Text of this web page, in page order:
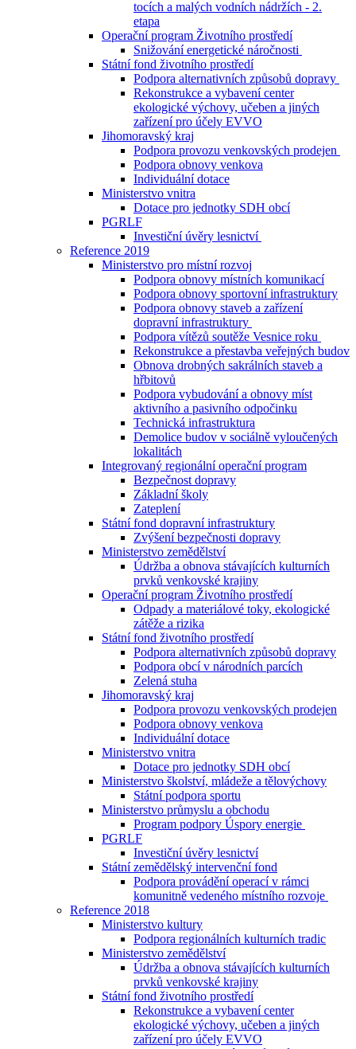
tocích a malých vodních nádržích - 2.
etapa
Operační program Životního prostředí
Snižování energetické náročnosti
Státní fond životního prostředí
Podpora alternativních způsobů dopravy
Rekonstrukce a vybavení center
ekologické výchovy, učeben a jiných
zařízení pro účely EVVO
Jihomoravský kraj
Podpora provozu venkovských prodejen
Podpora obnovy venkova
Individuální dotace
Ministerstvo vnitra
Dotace pro jednotky SDH obcí
PGRLF
Investiční úvěry lesnictví
Reference 2019
Ministerstvo pro místní rozvoj
Podpora obnovy místních komunikací
Podpora obnovy sportovní infrastruktury
Podpora obnovy staveb a zařízení
dopravní infrastruktury
Podpora vítězů soutěže Vesnice roku
Rekonstrukce a přestavba veřejných budov
Obnova drobných sakrálních staveb a
hřbitovů
Podpora vybudování a obnovy míst
aktivního a pasivního odpočinku
Technická infrastruktura
Demolice budov v sociálně vyloučených
lokalitách
Integrovaný regionální operační program
Bezpečnost dopravy
Základní školy
Zateplení
Státní fond dopravní infrastruktury
Zvýšení bezpečnosti dopravy
Ministerstvo zemědělství
Údržba a obnova stávajících kulturních
prvků venkovské krajiny
Operační program Životního prostředí
Odpady a materiálové toky, ekologické
zátěže a rizika
Státní fond životního prostředí
Podpora alternativních způsobů dopravy
Podpora obcí v národních parcích
Zelená stuha
Jihomoravský kraj
Podpora provozu venkovských prodejen
Podpora obnovy venkova
Individuální dotace
Ministerstvo vnitra
Dotace pro jednotky SDH obcí
Ministerstvo školství, mládeže a tělovýchovy
Státní podpora sportu
Ministerstvo průmyslu a obchodu
Program podpory Úspory energie
PGRLF
Investiční úvěry lesnictví
Státní zemědělský intervenční fond
Podpora provádění operací v rámci
komunitně vedeného místního rozvoje
Reference 2018
Ministerstvo kultury
Podpora regionálních kulturních tradic
Ministerstvo zemědělství
Údržba a obnova stávajících kulturních
prvků venkovské krajiny
Státní fond životního prostředí
Rekonstrukce a vybavení center
ekologické výchovy, učeben a jiných
zařízení pro účely EVVO